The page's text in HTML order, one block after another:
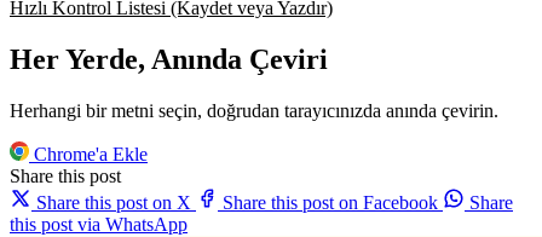
Hızlı Kontrol Listesi (Kaydet veya Yazdır)
Her Yerde, Anında Çeviri
Herhangi bir metni seçin, doğrudan tarayıcınızda anında çevirin.
Chrome'a Ekle
Share this post
Share this post on X
Share this post on Facebook
Share
this post via WhatsApp